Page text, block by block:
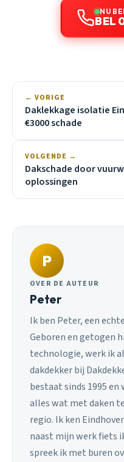
NU
BEL
← VORIGE
Daklekkage isolatie
€3000 schade
VOLGENDE →
Dakschade door
oplossingen
P
OVER DE AUTEUR
Peter
Ik ben Peter, een
Geboren en getogen
technologie, werk ik
dakdekker bij
bestaat sinds 1995 en
alles wat met daken
regio. Ik ken
naast mijn werk fiets
spreek ik met buren